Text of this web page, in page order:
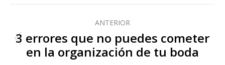
Navegación
entre
publicaciones
ANTERIOR
Publicación
anterior:
3 errores que no puedes cometer
en la organización de tu boda